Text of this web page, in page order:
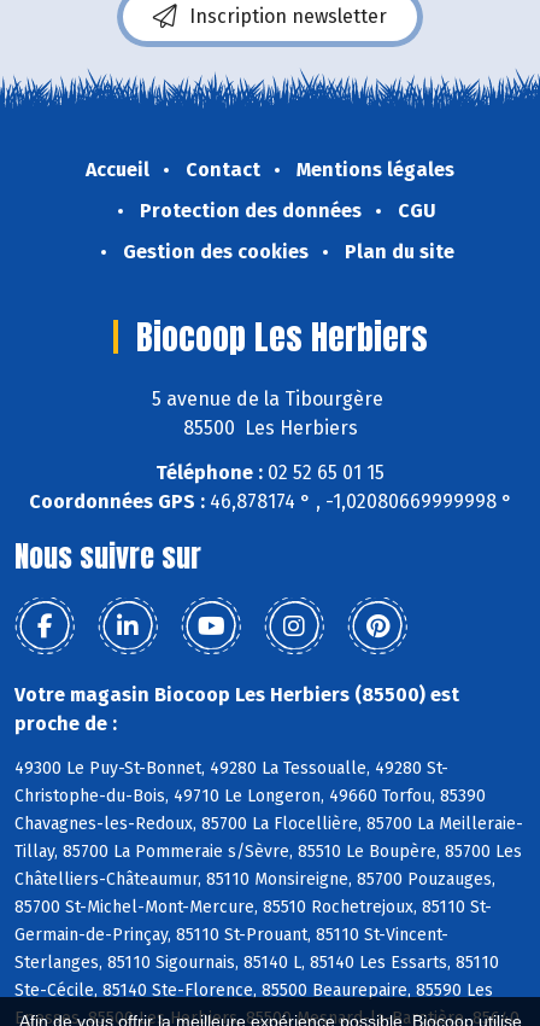
Afin de vous offrir la meilleure expérience possible, Biocoop utilise
Inscription newsletter
Accueil Contact
Mentions légales
Protection des données
CGU
Gestion des cookies
Plan du site
Biocoop Les Herbiers
5 avenue de la Tibourgère
85500 Les Herbiers
Téléphone : 02 52 65 01 15
Coordonnées GPS :46,878174 ° , -1,02080669999998 °
Nous suivre sur
Votre magasin Biocoop Les Herbiers (85500) est
proche de :
49300 Le Puy-St-Bonnet, 49280 La Tessoualle, 49280 St-
Christophe-du-Bois, 49710 Le Longeron, 49660 Torfou, 85390
Chavagnes-les-Redoux, 85700 La Flocellière, 85700 La Meilleraie-
Tillay, 85700 La Pommeraie s/Sèvre, 85510 Le Boupère, 85700 Les
Châtelliers-Châteaumur, 85110 Monsireigne, 85700 Pouzauges,
85700 St-Michel-Mont-Mercure, 85510 Rochetrejoux, 85110 St-
Germain-de-Prinçay, 85110 St-Prouant, 85110 St-Vincent-
Sterlanges, 85110 Sigournais, 85140 L, 85140 Les Essarts, 85110
Ste-Cécile, 85140 Ste-Florence, 85500 Beaurepaire, 85590 Les
Epesses, 85500 Les Herbiers, 85500 Mesnard-la-Barotière, 85640